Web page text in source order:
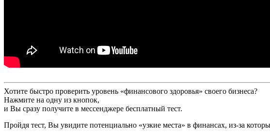
Хотите быстро проверить уровень «финансового здоровья» своего бизнеса?
Нажмите на одну из кнопок,
и Вы сразу получите в мессенджере бесплатный тест.
Пройдя тест, Вы увидите потенциально «узкие места» в финансах, из-за